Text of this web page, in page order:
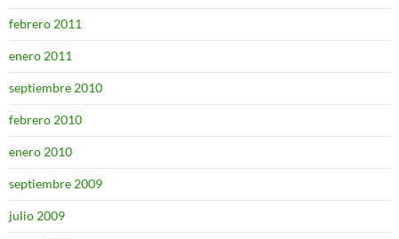
febrero 2011
enero 2011
septiembre 2010
febrero 2010
enero 2010
septiembre 2009
julio 2009